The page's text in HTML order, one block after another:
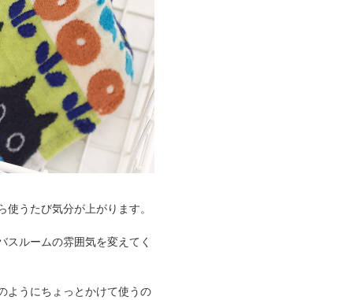
うたび気分が上がります。
スルームの雰囲気を変えてく
ようにちょっとかけて使うの